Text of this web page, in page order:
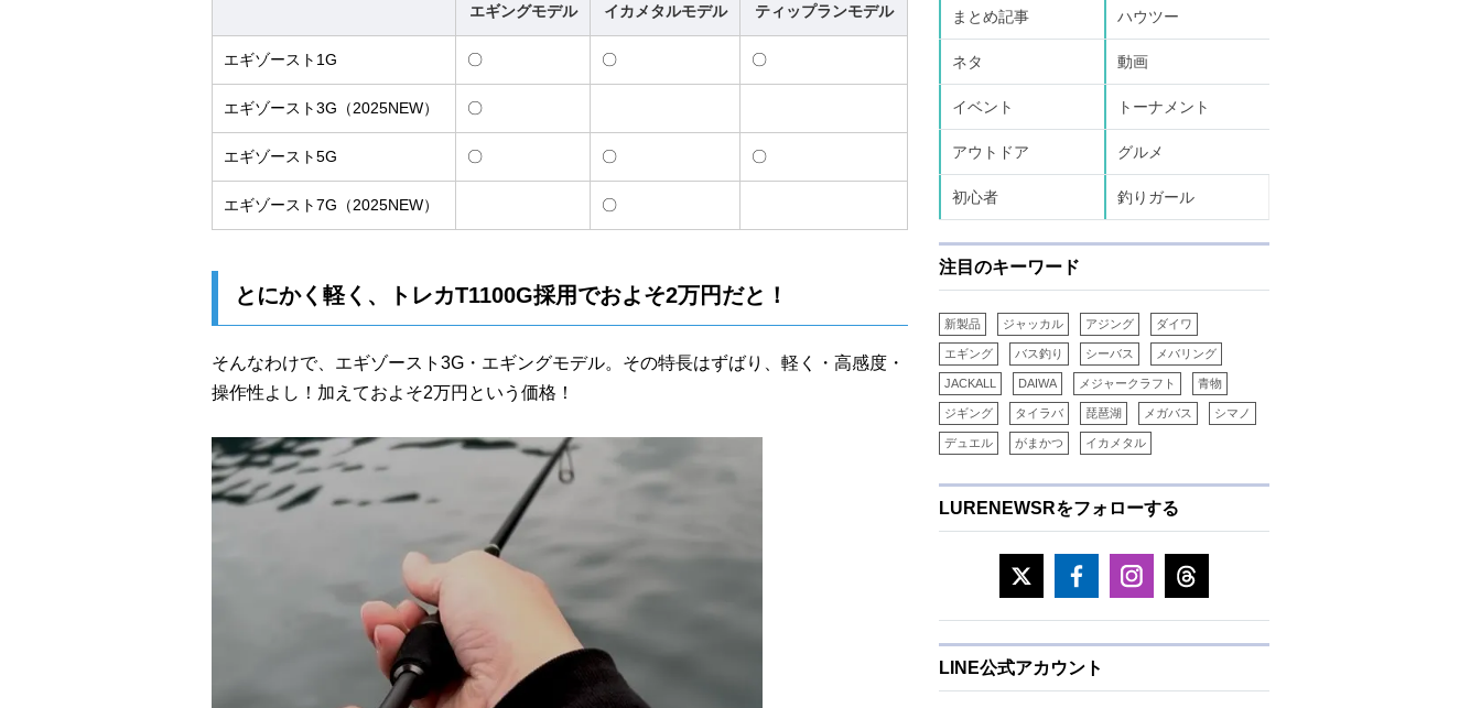
エギングモデル イカメタルモデル ティップランモデル
エギゾースト1G 〇 〇 〇
エギゾースト3G（2025NEW） 〇
エギゾースト5G 〇 〇 〇
エギゾースト7G（2025NEW） 〇
とにかく軽く、トレカT1100G採用でおよそ2万円だと！
そんなわけで、エギゾースト3G・エギングモデル。その特長はずばり、軽く・高感度・
操作性よし！加えておよそ2万円という価格！
まとめ記事 ハウツー
ネタ 動画
イベント トーナメント
アウトドア グルメ
初心者 釣りガール
注目のキーワード
新製品 ジャッカル アジング ダイワ
エギング バス釣り シーバス メバリング
JACKALL DAIWA メジャークラフト 青物
ジギング タイラバ 琵琶湖 メガバス シマノ
デュエル がまかつ イカメタル
LURENEWSRをフォローする
LINE公式アカウント